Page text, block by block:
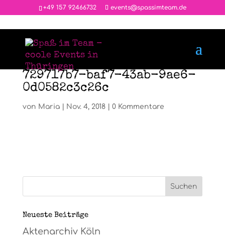
‭+49 157 92466732 events@spassimteam.de
729717b7-baf7-43ab-9ae6-
0d0582c3c26c
von Maria| Nov. 4, 2018| 0 Kommentare
Neueste Beiträge
Aktenarchiv Köln